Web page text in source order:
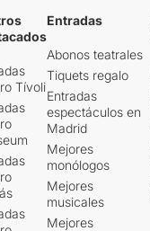
Tívoli
Entradas
Abonos teatrales
Tiquets regalo
Entradas
espectáculos en
Madrid
Mejores
monólogos
Mejores
musicales
Mejores